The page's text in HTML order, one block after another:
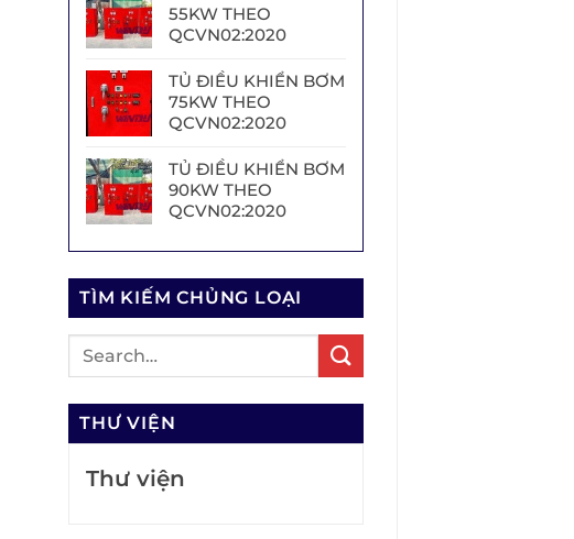
55KW THEO
QCVN02:2020
TỦ ĐIỀU KHIỂN BƠM
75KW THEO
QCVN02:2020
TỦ ĐIỀU KHIỂN BƠM
90KW THEO
QCVN02:2020
TÌM KIẾM CHỦNG LOẠI
THƯ VIỆN
Thư viện